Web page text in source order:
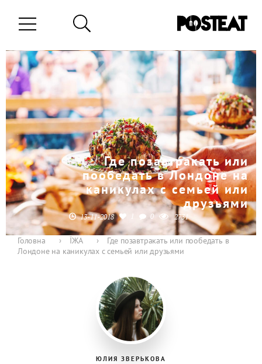
Где позавтракать или
пообедать в Лондоне на
каникулах с семьей или
друзьями
13-11-2018 1 0 2731
Головна › ЇЖА ›
Где позавтракать или пообедать в
Лондоне на каникулах с семьей или друзьями
ЮЛИЯ ЗВЕРЬКОВА